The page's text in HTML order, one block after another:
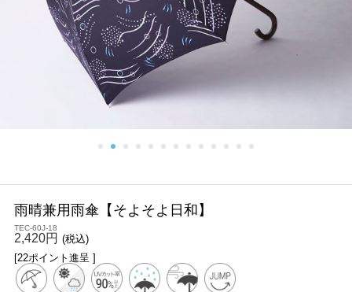
雨晴兼用雨傘【そよそよ日和】
TEC-60J-18
2,420円 (税込)
[22ポイント進呈 ]